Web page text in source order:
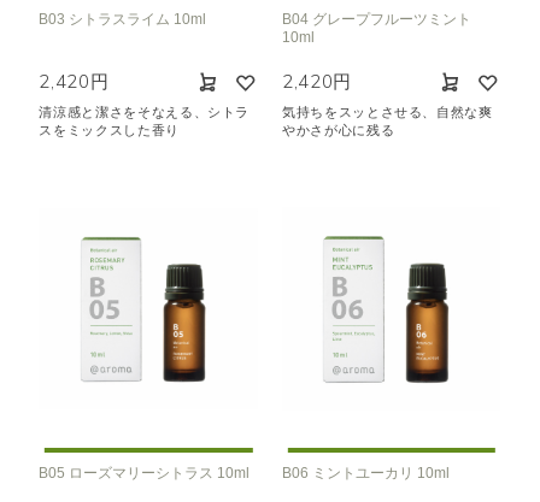
B03 シトラスライム 10ml
2,420円
清涼感と潔さをそなえる、シトラ
スをミックスした香り
B04 グレープフルーツミント
10ml
2,420円
気持ちをスッとさせる、自然な爽
やかさが心に残る
B05 ローズマリーシトラス 10ml B06 ミントユーカリ 10ml